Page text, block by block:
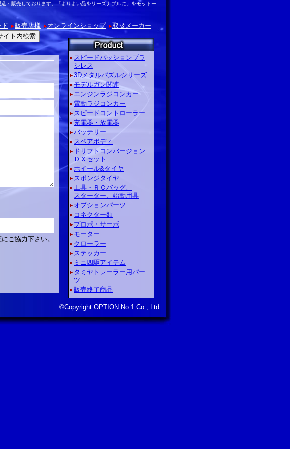
・販売しております。「よりよい品をリーズナブルに」をモットー
スピードパッションブラ
シレス
3Dメタルパズルシリーズ
モデルガン関連
エンジンラジコンカー
電動ラジコンカー
スピードコントローラー
充電器・放電器
バッテリー
スペアボディ
ドリフトコンバージョン
ＤＸセット
ホイール&タイヤ
スポンジタイヤ
工具・ＲＣバッグ、
スターター、始動用具
オプションパーツ
コネクター類
プロポ・サーボ
モーター
クローラー
ステッカー
ミニ四駆アイテム
タミヤトレーラー用パー
ツ
販売終了商品
販売店様 オンラインショップ 取扱メーカー
ご協力下さい。
©Copyright OPTION No.1 Co., Ltd.